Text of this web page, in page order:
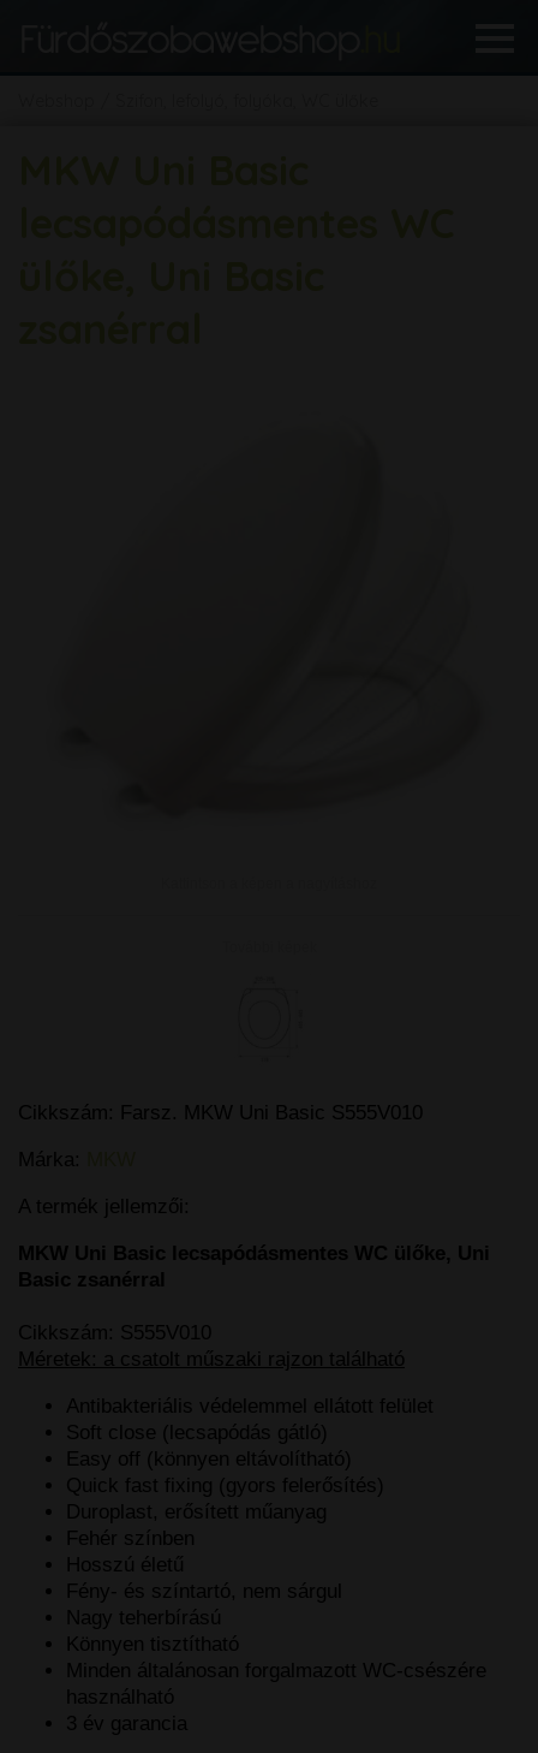
Cikkszám: Farsz. MKW Uni Basic S555V010
Márka:
A termék jellemzői:
MKW Uni Basic lecsapódásmentes WC ülőke, Uni
Basic zsanérral
Cikkszám: S555V010
Méretek: a csatolt műszaki rajzon található
Antibakteriális védelemmel ellátott felület
Soft close (lecsapódás gátló)
Easy off (könnyen eltávolítható)
Quick fast fixing (gyors felerősítés)
Duroplast, erősített műanyag
Fehér színben
Hosszú életű
Fény- és színtartó, nem sárgul
Nagy teherbírású
Könnyen tisztítható
Minden általánosan forgalmazott WC-csészére
használható
3 év garancia